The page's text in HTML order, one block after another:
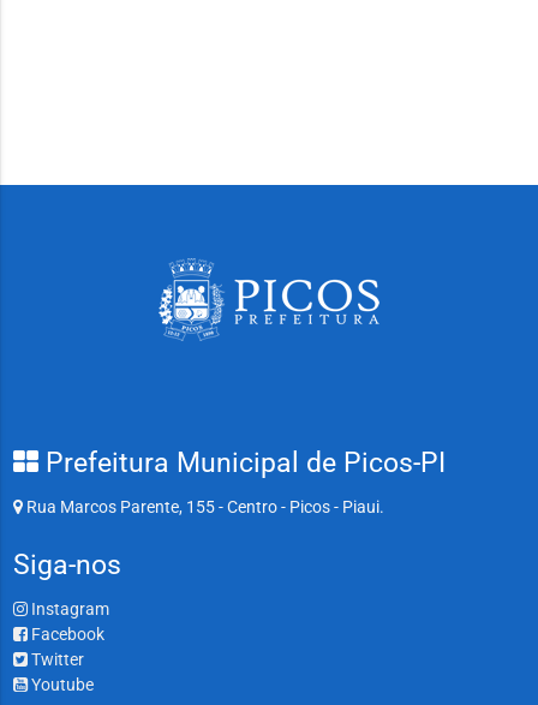
Prefeitura Municipal de Picos-PI
Rua Marcos Parente, 155 - Centro - Picos - Piaui.
Siga-nos
Instagram
Facebook
Twitter
Youtube